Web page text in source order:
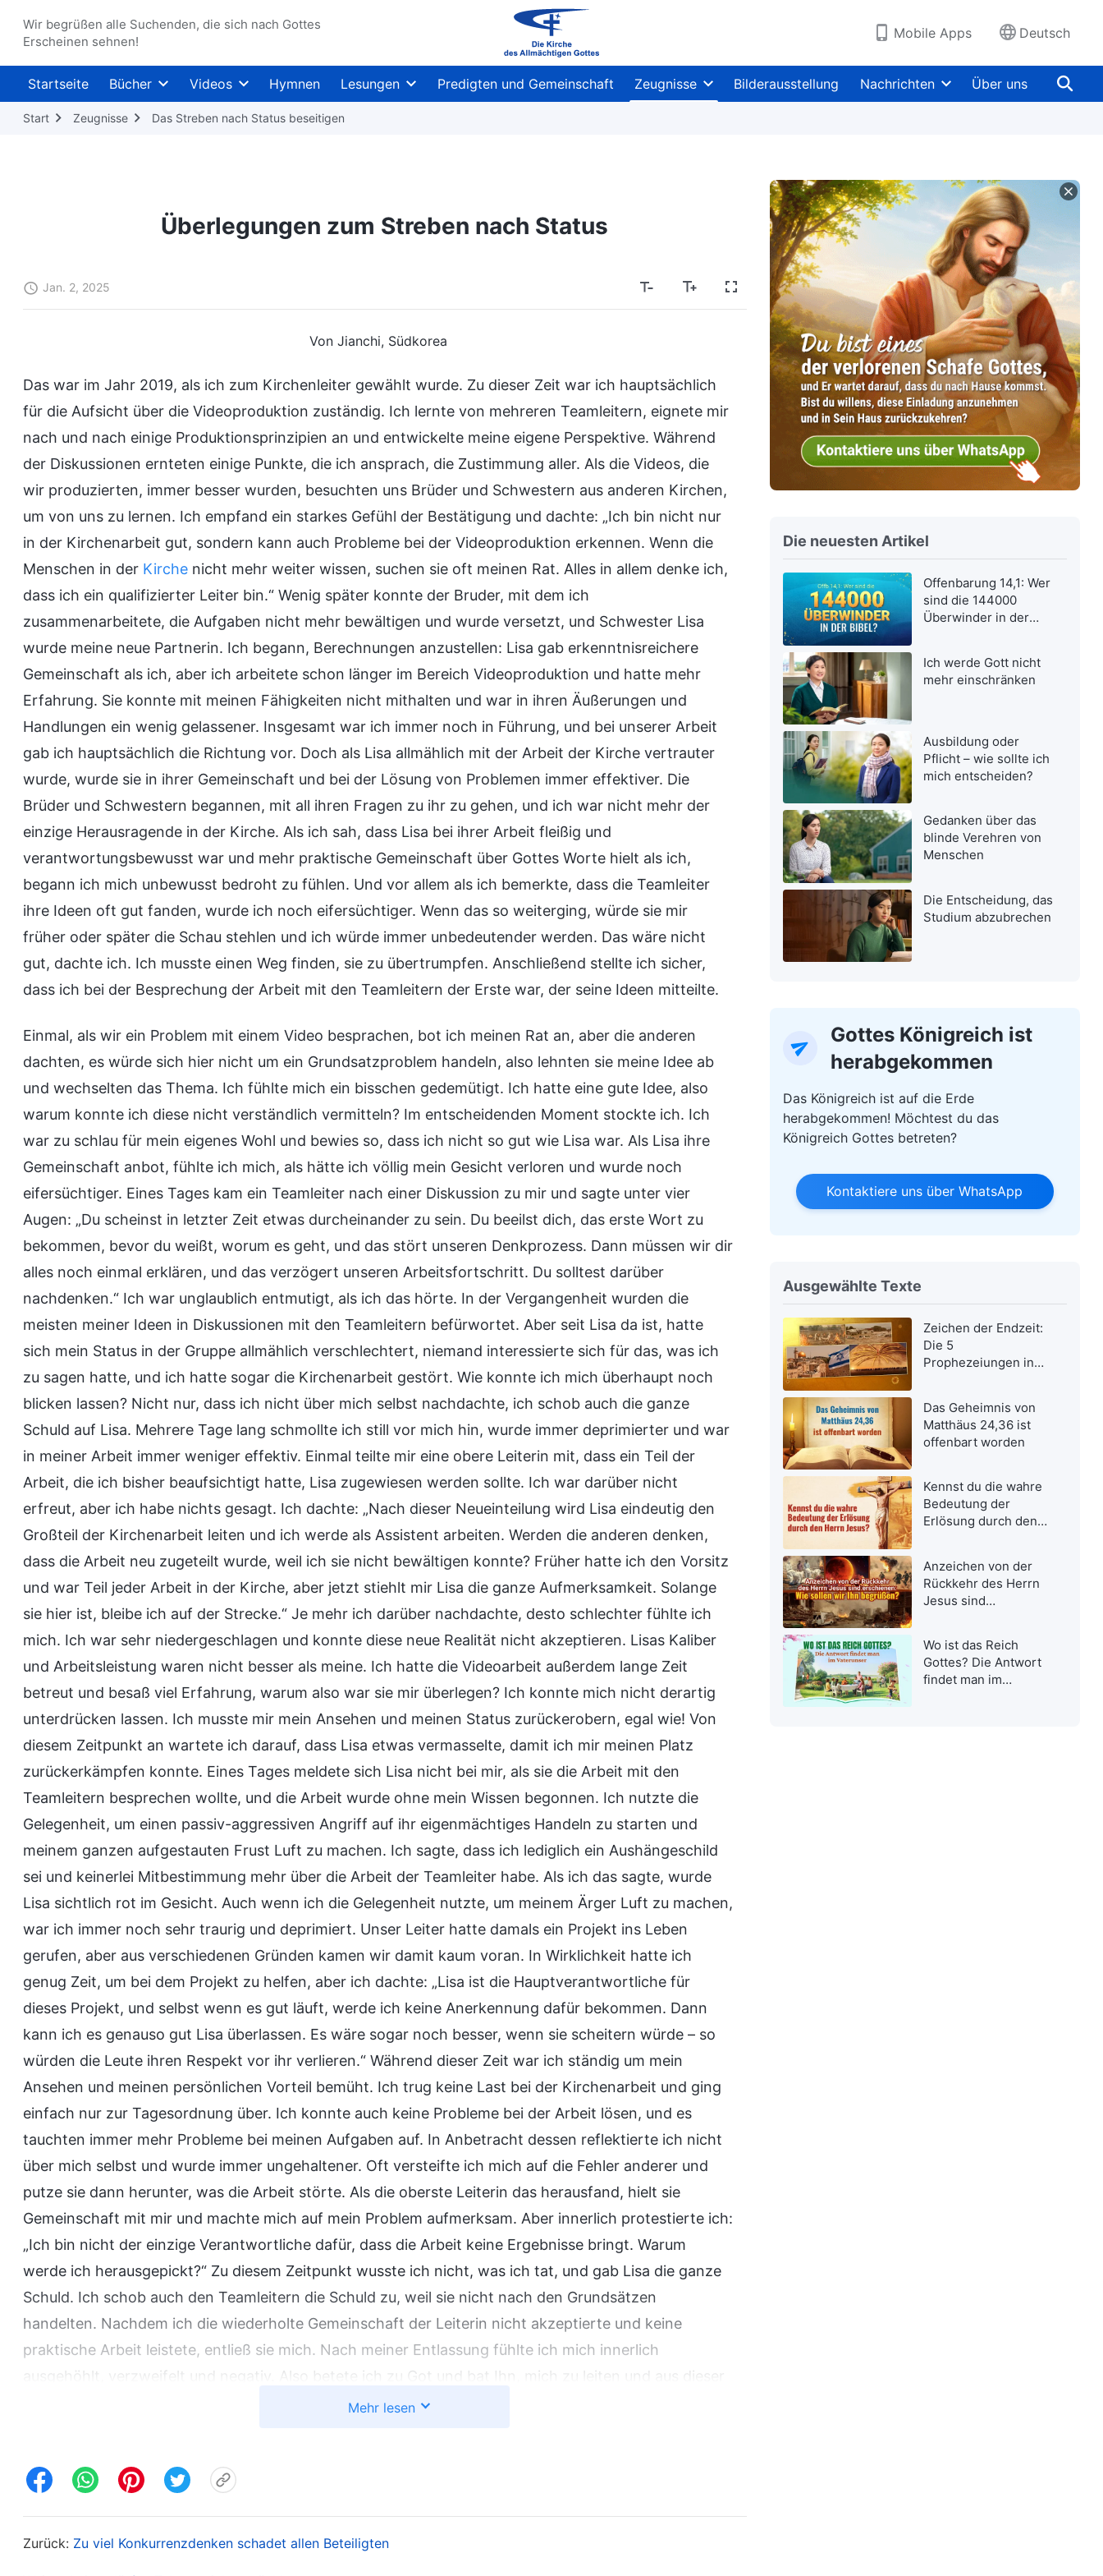
Wir begrüßen alle Suchenden, die sich nach Gottes
Erscheinen sehnen!
Mobile Apps Deutsch
Startseite Bücher Videos Hymnen Lesungen Predigten und Gemeinschaft Zeugnisse Bilderausstellung Nachrichten Über uns
Start Zeugnisse Das Streben nach Status beseitigen
Überlegungen zum Streben nach Status
Jan. 2, 2025
Von Jianchi, Südkorea
Das war im Jahr 2019, als ich zum Kirchenleiter gewählt wurde. Zu dieser Zeit war ich hauptsächlich
für die Aufsicht über die Videoproduktion zuständig. Ich lernte von mehreren Teamleitern, eignete mir
nach und nach einige Produktionsprinzipien an und entwickelte meine eigene Perspektive. Während
der Diskussionen ernteten einige Punkte, die ich ansprach, die Zustimmung aller. Als die Videos, die
wir produzierten, immer besser wurden, besuchten uns Brüder und Schwestern aus anderen Kirchen,
um von uns zu lernen. Ich empfand ein starkes Gefühl der Bestätigung und dachte: „Ich bin nicht nur
in der Kirchenarbeit gut, sondern kann auch Probleme bei der Videoproduktion erkennen. Wenn die
Menschen in der Kirche nicht mehr weiter wissen, suchen sie oft meinen Rat. Alles in allem denke ich,
dass ich ein qualifizierter Leiter bin.“ Wenig später konnte der Bruder, mit dem ich
zusammenarbeitete, die Aufgaben nicht mehr bewältigen und wurde versetzt, und Schwester Lisa
wurde meine neue Partnerin. Ich begann, Berechnungen anzustellen: Lisa gab erkenntnisreichere
Gemeinschaft als ich, aber ich arbeitete schon länger im Bereich Videoproduktion und hatte mehr
Erfahrung. Sie konnte mit meinen Fähigkeiten nicht mithalten und war in ihren Äußerungen und
Handlungen ein wenig gelassener. Insgesamt war ich immer noch in Führung, und bei unserer Arbeit
gab ich hauptsächlich die Richtung vor. Doch als Lisa allmählich mit der Arbeit der Kirche vertrauter
wurde, wurde sie in ihrer Gemeinschaft und bei der Lösung von Problemen immer effektiver. Die
Brüder und Schwestern begannen, mit all ihren Fragen zu ihr zu gehen, und ich war nicht mehr der
einzige Herausragende in der Kirche. Als ich sah, dass Lisa bei ihrer Arbeit fleißig und
verantwortungsbewusst war und mehr praktische Gemeinschaft über Gottes Worte hielt als ich,
begann ich mich unbewusst bedroht zu fühlen. Und vor allem als ich bemerkte, dass die Teamleiter
ihre Ideen oft gut fanden, wurde ich noch eifersüchtiger. Wenn das so weiterging, würde sie mir
früher oder später die Schau stehlen und ich würde immer unbedeutender werden. Das wäre nicht
gut, dachte ich. Ich musste einen Weg finden, sie zu übertrumpfen. Anschließend stellte ich sicher,
dass ich bei der Besprechung der Arbeit mit den Teamleitern der Erste war, der seine Ideen mitteilte.
Einmal, als wir ein Problem mit einem Video besprachen, bot ich meinen Rat an, aber die anderen
dachten, es würde sich hier nicht um ein Grundsatzproblem handeln, also lehnten sie meine Idee ab
und wechselten das Thema. Ich fühlte mich ein bisschen gedemütigt. Ich hatte eine gute Idee, also
warum konnte ich diese nicht verständlich vermitteln? Im entscheidenden Moment stockte ich. Ich
war zu schlau für mein eigenes Wohl und bewies so, dass ich nicht so gut wie Lisa war. Als Lisa ihre
Gemeinschaft anbot, fühlte ich mich, als hätte ich völlig mein Gesicht verloren und wurde noch
eifersüchtiger. Eines Tages kam ein Teamleiter nach einer Diskussion zu mir und sagte unter vier
Augen: „Du scheinst in letzter Zeit etwas durcheinander zu sein. Du beeilst dich, das erste Wort zu
bekommen, bevor du weißt, worum es geht, und das stört unseren Denkprozess. Dann müssen wir dir
alles noch einmal erklären, und das verzögert unseren Arbeitsfortschritt. Du solltest darüber
nachdenken.“ Ich war unglaublich entmutigt, als ich das hörte. In der Vergangenheit wurden die
meisten meiner Ideen in Diskussionen mit den Teamleitern befürwortet. Aber seit Lisa da ist, hatte
sich mein Status in der Gruppe allmählich verschlechtert, niemand interessierte sich für das, was ich
zu sagen hatte, und ich hatte sogar die Kirchenarbeit gestört. Wie konnte ich mich überhaupt noch
blicken lassen? Nicht nur, dass ich nicht über mich selbst nachdachte, ich schob auch die ganze
Schuld auf Lisa. Mehrere Tage lang schmollte ich still vor mich hin, wurde immer deprimierter und war
in meiner Arbeit immer weniger effektiv. Einmal teilte mir eine obere Leiterin mit, dass ein Teil der
Arbeit, die ich bisher beaufsichtigt hatte, Lisa zugewiesen werden sollte. Ich war darüber nicht
erfreut, aber ich habe nichts gesagt. Ich dachte: „Nach dieser Neueinteilung wird Lisa eindeutig den
Großteil der Kirchenarbeit leiten und ich werde als Assistent arbeiten. Werden die anderen denken,
dass die Arbeit neu zugeteilt wurde, weil ich sie nicht bewältigen konnte? Früher hatte ich den Vorsitz
und war Teil jeder Arbeit in der Kirche, aber jetzt stiehlt mir Lisa die ganze Aufmerksamkeit. Solange
sie hier ist, bleibe ich auf der Strecke.“ Je mehr ich darüber nachdachte, desto schlechter fühlte ich
mich. Ich war sehr niedergeschlagen und konnte diese neue Realität nicht akzeptieren. Lisas Kaliber
und Arbeitsleistung waren nicht besser als meine. Ich hatte die Videoarbeit außerdem lange Zeit
betreut und besaß viel Erfahrung, warum also war sie mir überlegen? Ich konnte mich nicht derartig
unterdrücken lassen. Ich musste mir mein Ansehen und meinen Status zurückerobern, egal wie! Von
diesem Zeitpunkt an wartete ich darauf, dass Lisa etwas vermasselte, damit ich mir meinen Platz
zurückerkämpfen konnte. Eines Tages meldete sich Lisa nicht bei mir, als sie die Arbeit mit den
Teamleitern besprechen wollte, und die Arbeit wurde ohne mein Wissen begonnen. Ich nutzte die
Gelegenheit, um einen passiv-aggressiven Angriff auf ihr eigenmächtiges Handeln zu starten und
meinem ganzen aufgestauten Frust Luft zu machen. Ich sagte, dass ich lediglich ein Aushängeschild
sei und keinerlei Mitbestimmung mehr über die Arbeit der Teamleiter habe. Als ich das sagte, wurde
Lisa sichtlich rot im Gesicht. Auch wenn ich die Gelegenheit nutzte, um meinem Ärger Luft zu machen,
war ich immer noch sehr traurig und deprimiert. Unser Leiter hatte damals ein Projekt ins Leben
gerufen, aber aus verschiedenen Gründen kamen wir damit kaum voran. In Wirklichkeit hatte ich
genug Zeit, um bei dem Projekt zu helfen, aber ich dachte: „Lisa ist die Hauptverantwortliche für
dieses Projekt, und selbst wenn es gut läuft, werde ich keine Anerkennung dafür bekommen. Dann
kann ich es genauso gut Lisa überlassen. Es wäre sogar noch besser, wenn sie scheitern würde – so
würden die Leute ihren Respekt vor ihr verlieren.“ Während dieser Zeit war ich ständig um mein
Ansehen und meinen persönlichen Vorteil bemüht. Ich trug keine Last bei der Kirchenarbeit und ging
einfach nur zur Tagesordnung über. Ich konnte auch keine Probleme bei der Arbeit lösen, und es
tauchten immer mehr Probleme bei meinen Aufgaben auf. In Anbetracht dessen reflektierte ich nicht
über mich selbst und wurde immer ungehaltener. Oft versteifte ich mich auf die Fehler anderer und
putze sie dann herunter, was die Arbeit störte. Als die oberste Leiterin das herausfand, hielt sie
Gemeinschaft mit mir und machte mich auf mein Problem aufmerksam. Aber innerlich protestierte ich:
„Ich bin nicht der einzige Verantwortliche dafür, dass die Arbeit keine Ergebnisse bringt. Warum
werde ich herausgepickt?“ Zu diesem Zeitpunkt wusste ich nicht, was ich tat, und gab Lisa die ganze
Schuld. Ich schob auch den Teamleitern die Schuld zu, weil sie nicht nach den Grundsätzen
handelten. Nachdem ich die wiederholte Gemeinschaft der Leiterin nicht akzeptierte und keine
praktische Arbeit leistete, entließ sie mich. Nach meiner Entlassung fühlte ich mich innerlich
ausgehöhlt, verzweifelt und negativ. Also betete ich zu Got und bat Ihn, mich zu leiten und aus dieser
Allmächtige Gottsagt: „Und wie lautet der charakteristische Spruch der Antichristen in jeder
Menschen haben, sie haben nur eine bestimmte Veranlagung, eine bestimmte Geisteshaltung in
Mehr lesen
Zurück: Zu viel Konkurrenzdenken schadet allen Beteiligten
Die neuesten Artikel
Offenbarung 14,1: Wer
sind die 144000
Überwinder in der
Ich werde Gott nicht
mehr einschränken
Ausbildung oder
Pflicht – wie sollte ich
mich entscheiden?
Gedanken über das
blinde Verehren von
Menschen
Die Entscheidung, das
Studium abzubrechen
Gottes Königreich ist
herabgekommen
Das Königreich ist auf die Erde
herabgekommen! Möchtest du das
Königreich Gottes betreten?
Kontaktiere uns über WhatsApp
Ausgewählte Texte
Zeichen der Endzeit:
Die 5
Prophezeiungen in
Herrn Jesus wurden
erfüllt
Das Geheimnis von
Matthäus 24,36 ist
offenbart worden
Kennst du die wahre
Bedeutung der
Erlösung durch den
Anzeichen von der
Rückkehr des Herrn
Jesus sind
begrüßen?
Wo ist das Reich
Gottes? Die Antwort
findet man im